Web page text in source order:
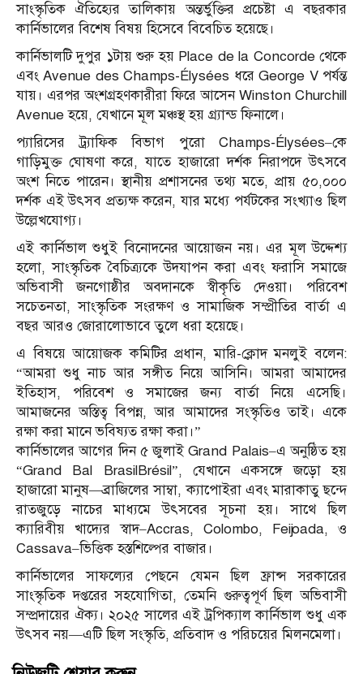
সাংস্কৃতিক ঐতিহ্যের তালিকায় অন্তর্ভুক্তির প্রচেষ্টা এ বছরকার
কার্নিভালের বিশেষ বিষয় হিসেবে বিবেচিত হয়েছে।
কার্নিভালটি দুপুর ১টায় শুরু হয় Place de la Concorde থেকে
এবং Avenue des Champs-Élysées ধরে George V পর্যন্ত
যায়। এরপর অংশগ্রহণকারীরা ফিরে আসেন Winston Churchill
Avenue হয়ে, যেখানে মূল মঞ্চস্থ হয় গ্র্যান্ড ফিনালে।
প্যারিসের ট্র্যাফিক বিভাগ পুরো Champs-Élysées–কে
গাড়িমুক্ত ঘোষণা করে, যাতে হাজারো দর্শক নিরাপদে উৎসবে
অংশ নিতে পারেন। স্থানীয় প্রশাসনের তথ্য মতে, প্রায় ৫০,০০০
দর্শক এই উৎসব প্রত্যক্ষ করেন, যার মধ্যে পর্যটকের সংখ্যাও ছিল
উল্লেখযোগ্য।
এই কার্নিভাল শুধুই বিনোদনের আয়োজন নয়। এর মূল উদ্দেশ্য
হলো, সাংস্কৃতিক বৈচিত্র্যকে উদযাপন করা এবং ফরাসি সমাজে
অভিবাসী জনগোষ্ঠীর অবদানকে স্বীকৃতি দেওয়া। পরিবেশ
সচেতনতা, সাংস্কৃতিক সংরক্ষণ ও সামাজিক সম্প্রীতির বার্তা এ
বছর আরও জোরালোভাবে তুলে ধরা হয়েছে।
এ বিষয়ে আয়োজক কমিটির প্রধান, মারি-ক্লোদ মনলুই বলেন:
“আমরা শুধু নাচ আর সঙ্গীত নিয়ে আসিনি। আমরা আমাদের
ইতিহাস, পরিবেশ ও সমাজের জন্য বার্তা নিয়ে এসেছি।
আমাজনের অস্তিত্ব বিপন্ন, আর আমাদের সংস্কৃতিও তাই। একে
রক্ষা করা মানে ভবিষ্যত রক্ষা করা।”
কার্নিভালের আগের দিন ৫ জুলাই Grand Palais–এ অনুষ্ঠিত হয়
“Grand Bal BrasilBrésil”, যেখানে একসঙ্গে জড়ো হয়
হাজারো মানুষ—ব্রাজিলের সাম্বা, ক্যাপোইরা এবং মারাকাতু ছন্দে
রাতজুড়ে নাচের মাধ্যমে উৎসবের সূচনা হয়। সাথে ছিল
ক্যারিবীয় খাদ্যের স্বাদ–Accras, Colombo, Feijoada, ও
Cassava–ভিত্তিক হস্তশিল্পের বাজার।
কার্নিভালের সাফল্যের পেছনে যেমন ছিল ফ্রান্স সরকারের
সাংস্কৃতিক দপ্তরের সহযোগিতা, তেমনি গুরুত্বপূর্ণ ছিল অভিবাসী
সম্প্রদায়ের ঐক্য। ২০২৫ সালের এই ট্রপিক্যাল কার্নিভাল শুধু এক
উৎসব নয়—এটি ছিল সংস্কৃতি, প্রতিবাদ ও পরিচয়ের মিলনমেলা।